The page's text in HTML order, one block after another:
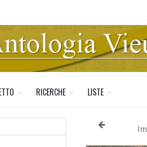
RICERCHE LISTE